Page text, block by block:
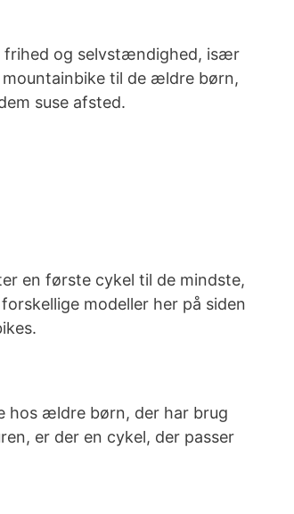
frihed og selvstændighed, især
mountainbike til de ældre børn,
suse afsted.
en første cykel til de mindste,
modeller her på siden
hos ældre børn, der har brug
er der en cykel, der passer